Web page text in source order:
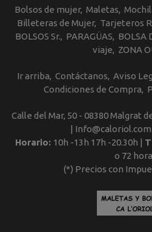
Bolsos de mujer Maletas
Billeteras de Mujer Tarjeteros
BOLSOS Sr.
PARAGÜAS BOLSA
viaje
ZONA
Ir arriba Contáctanos Aviso
Condiciones de Compra
Calle del Mar, 50 - 08380 Malgrat
| Info@caloriol.com
Horario: 10h -13h 17h -20.30h |
o 72
(*) Precios con